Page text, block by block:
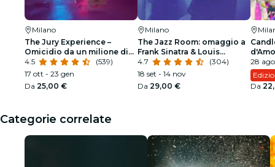
Milano
The Jury Experience –
Omicidio da un milione di
dollari
4.5
(539)
17 ott - 23 gen
Da 25,00 €
Milano
The Jazz Room: omaggio a
Frank Sinatra & Louis
Armstrong
4.7
(304)
18 set - 14 nov
Da 29,00 €
28
Da
Categorie correlate